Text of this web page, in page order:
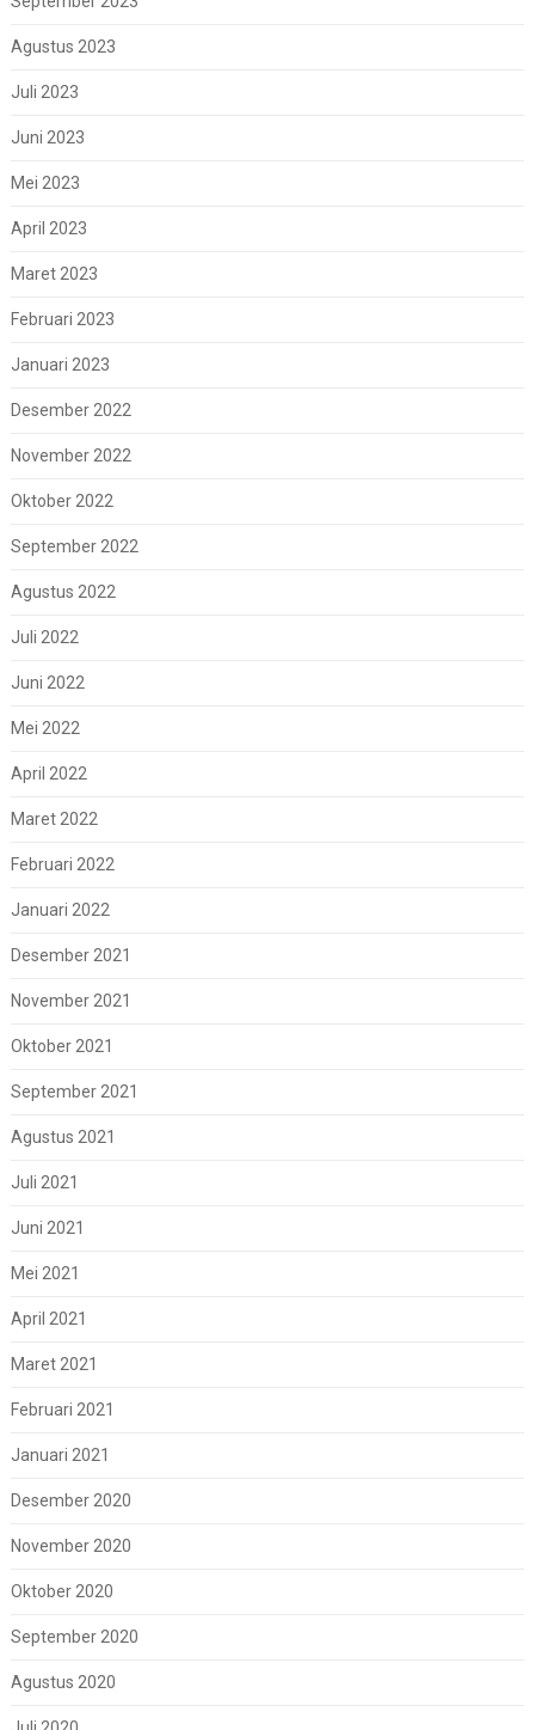
Agustus 2023
Juli 2023
Juni 2023
Mei 2023
April 2023
Maret 2023
Februari 2023
Januari 2023
Desember 2022
November 2022
Oktober 2022
September 2022
Agustus 2022
Juli 2022
Juni 2022
Mei 2022
April 2022
Maret 2022
Februari 2022
Januari 2022
Desember 2021
November 2021
Oktober 2021
September 2021
Agustus 2021
Juli 2021
Juni 2021
Mei 2021
April 2021
Maret 2021
Februari 2021
Januari 2021
Desember 2020
November 2020
Oktober 2020
September 2020
Agustus 2020